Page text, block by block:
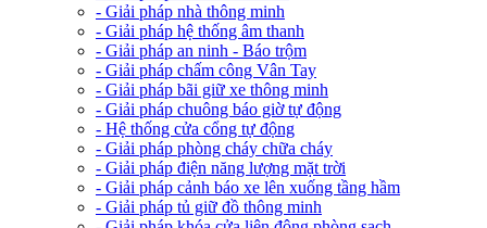
- Giải pháp nhà thông minh
- Giải pháp hệ thống âm thanh
- Giải pháp an ninh - Báo trộm
- Giải pháp chấm công Vân Tay
- Giải pháp bãi giữ xe thông minh
- Giải pháp chuông báo giờ tự động
- Hệ thống cửa cổng tự động
- Giải pháp phòng cháy chữa cháy
- Giải pháp điện năng lượng mặt trời
- Giải pháp cảnh báo xe lên xuống tầng hầm
- Giải pháp tủ giữ đồ thông minh